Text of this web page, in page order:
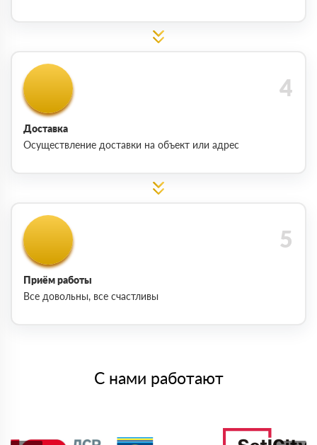
Доставка
Осуществление доставки на объект или адрес
Приём работы
Все довольны, все счастливы
С нами работают